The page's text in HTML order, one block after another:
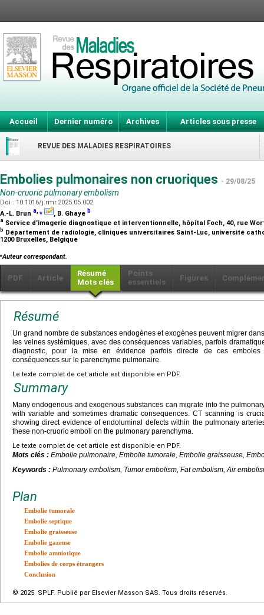
Accueil Dernier numéro Archives Articles sous presse
REVUE DES MALADIES RESPIRATOIRES
Embolies pulmonaires non cruoriques - 29/08/25
Non-cruoric pulmonary embolism
Doi : 10.1016/j.rmr.2025.05.002
A.-L. Brun a,⁎ , B. Ghaye b
a Service d’imagerie diagnostique et interventionnelle, hôpital Foch, 40, rue
b Département de radiologie, cliniques universitaires Saint-Luc, université
1200 Bruxelles, Belgique
⁎Auteur correspondant.
PDF Article
Résumé
Mots clés
Points
essentiels
Figures
Résumé
Un grand nombre de substances endogènes et exogènes peuvent migrer
les veines systémiques, avec des conséquences variables, parfois
diagnostic, pour la mise en évidence parfois directe de ces emboles
conséquences sur le parenchyme pulmonaire.
Le texte complet de cet article est disponible en PDF.
Summary
Many endogenous and exogenous substances can migrate into the
with variable and sometimes dramatic consequences. CT scanning is
showing direct evidence of endoluminal defects within the pulmonary
these non-cruoric emboli on the pulmonary parenchyma.
Le texte complet de cet article est disponible en PDF.
Mots clés : Embolie pulmonaire, Embolie tumorale, Embolie graisseuse,
Keywords : Pulmonary embolism, Tumor embolism, Fat embolism, Air
Plan
Embolie tumorale
Embolie septique
Embolie graisseuse
Embolie gazeuse
Embolie amniotique
Embolies de corps étrangers
Conclusion
© 2025 SPLF. Publié par Elsevier Masson SAS. Tous droits réservés.